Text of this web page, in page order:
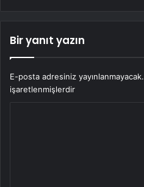
Bir yanıt yazın
E-posta adresiniz yayınlanmayacak.
işaretlenmişlerdir